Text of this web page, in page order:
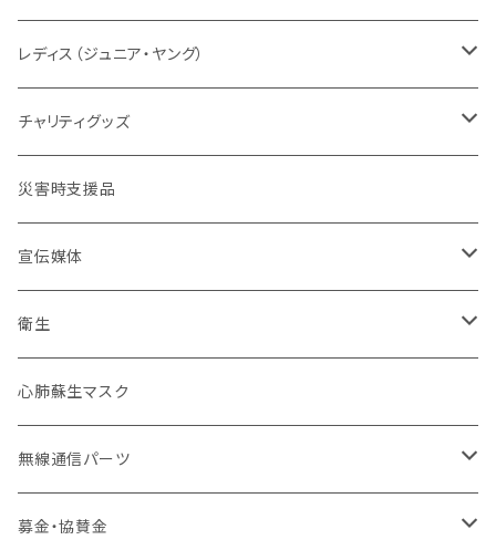
乗車服&機動服
レディスシルエット
パッド
BDU
ネイビーカラー
カムフラージュ
タクティカル
コンパクト
メーカー取り寄せ
セット販売
パッド
タクティカル
コンバット
ベルト
弾帯
安全帯
ローラーバックル
刺繍IDプレート
刺繍
シルク印刷
ワッペン・パッチ
刺繍
プリント
ブーツ
本革
革張り
ポーチ
インソール
卸セット
バッジ
情報
自警団
消防団
レスキューオレンジ
民間防災
ISHIKAWA
HOKKAIDO DOUOU
北海道
東北管区
関東管区
中部管区
近畿管区
中国管区
消防
警察
バイク
災害復興ブランド「KOKONI KITE」
チャリティ
レディス（ジュニア・ヤング）
ユニフォーム
ドライウェア
ユニフォーム
保安ツール
ブーツ
インナー
アンダーウエア（下着）
活動パンツ
チャリティグッズ
デザインデータ
災害時支援品
宣伝媒体
火事だ119冊子製本用データ
衛生
お掃除用品
コーティング
装飾
幸福
心肺蘇生マスク
無線通信パーツ
アンテナ
募金・協賛金